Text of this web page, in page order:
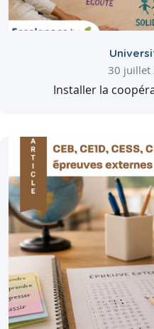
30 juillet
Installer la